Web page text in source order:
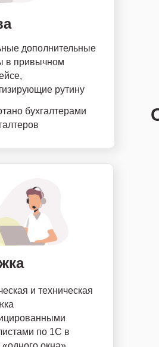
удобными
дополнительные
в привычном
рутину
бухгалтерами
и техническая
по 1С в